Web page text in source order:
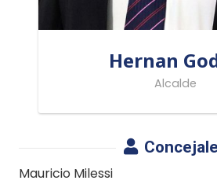
Hernan
Alcalde
Mauricio Milessi